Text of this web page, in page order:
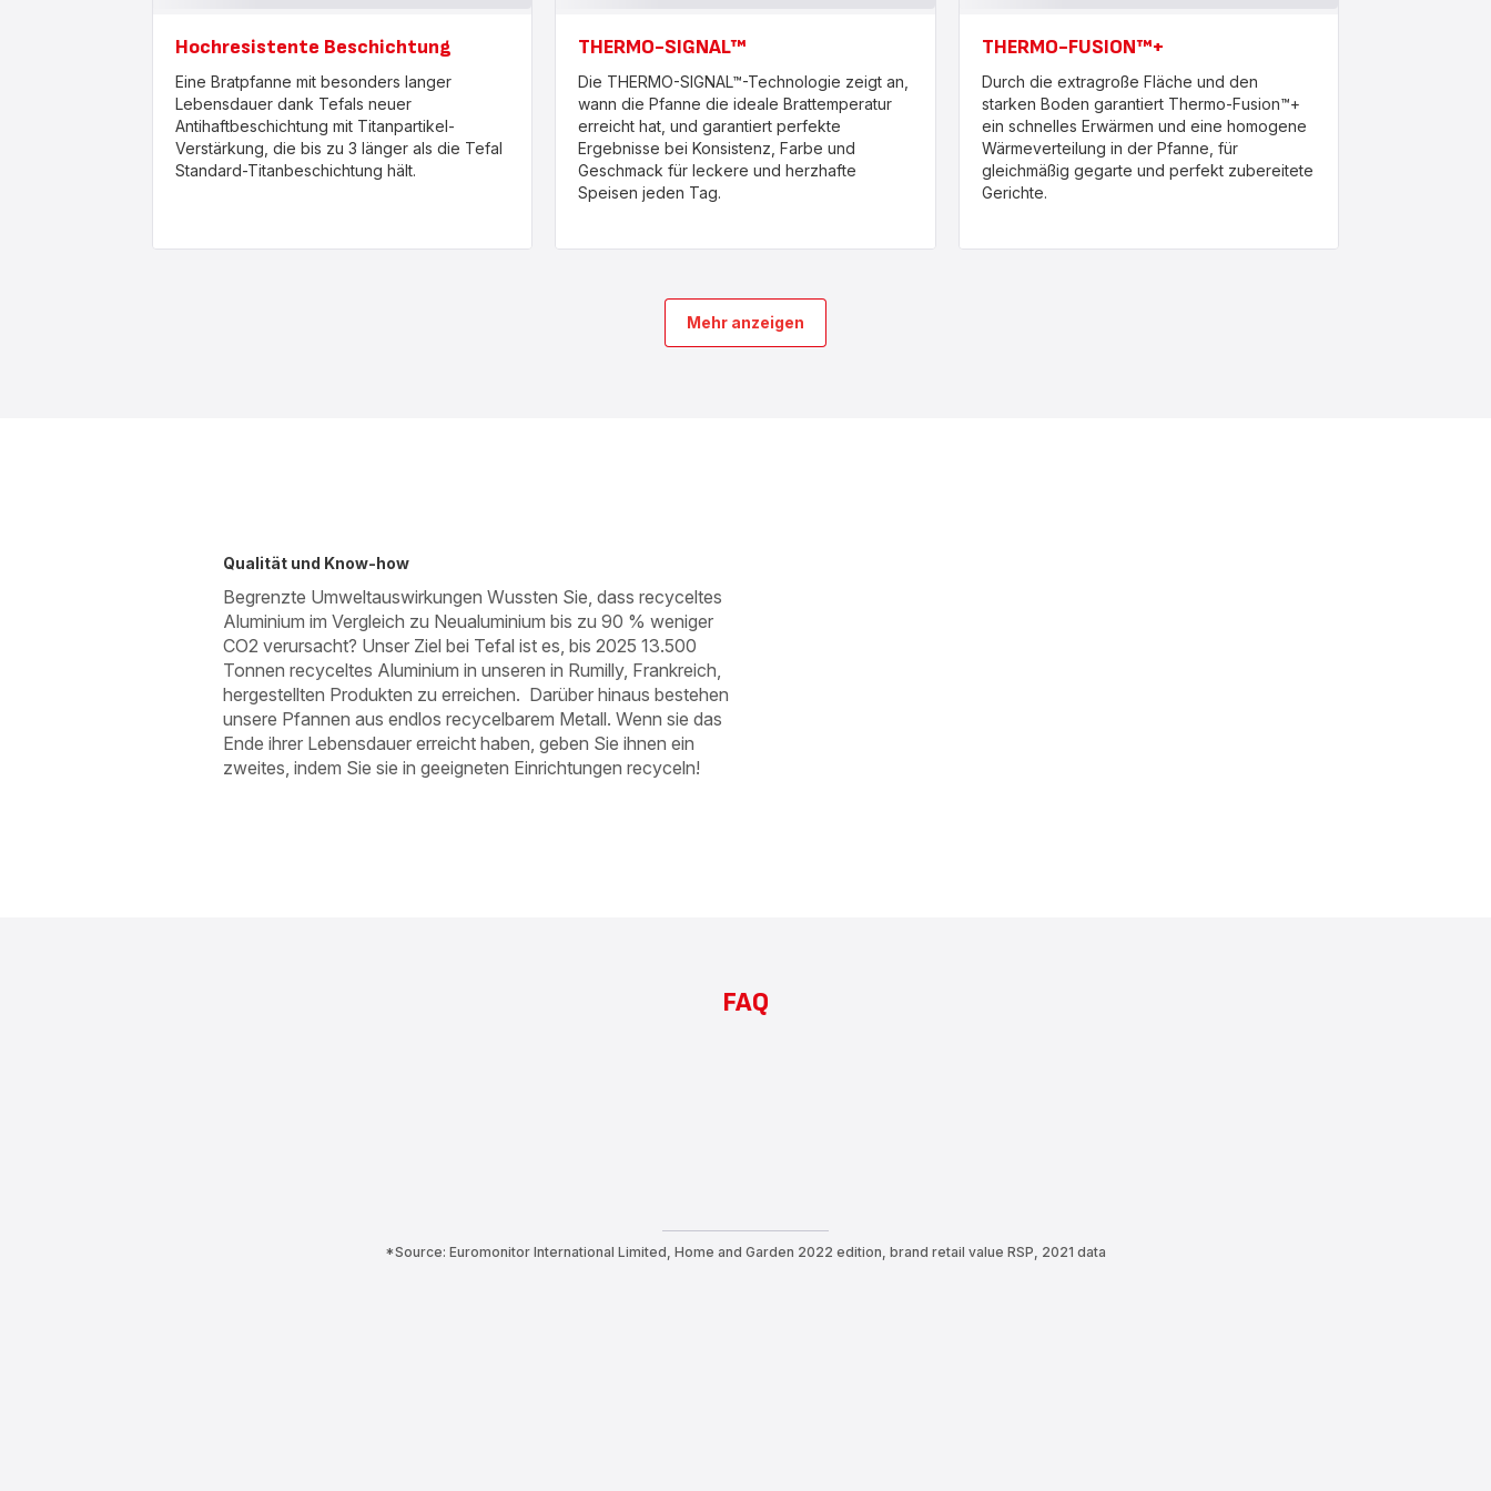
Hochresistente Beschichtung
Eine Bratpfanne mit besonders langer
Lebensdauer dank Tefals neuer
Antihaftbeschichtung mit Titanpartikel-
Verstärkung, die bis zu 3 länger als die Tefal
Standard-Titanbeschichtung hält.
THERMO-SIGNAL™
Die THERMO-SIGNAL™-Technologie zeigt an,
wann die Pfanne die ideale Brattemperatur
erreicht hat, und garantiert perfekte
Ergebnisse bei Konsistenz, Farbe und
Geschmack für leckere und herzhafte
Speisen jeden Tag.
THERMO-FUSION™+
Durch die extragroße Fläche und den
starken Boden garantiert Thermo-Fusion™+
ein schnelles Erwärmen und eine homogene
Wärmeverteilung in der Pfanne, für
gleichmäßig gegarte und perfekt zubereitete
Gerichte.
Mehr anzeigen
Qualität und Know-how
Begrenzte Umweltauswirkungen Wussten Sie, dass recyceltes
Aluminium im Vergleich zu Neualuminium bis zu 90 % weniger
CO2 verursacht? Unser Ziel bei Tefal ist es, bis 2025 13.500
Tonnen recyceltes Aluminium in unseren in Rumilly, Frankreich,
hergestellten Produkten zu erreichen. ​ Darüber hinaus bestehen
unsere Pfannen aus endlos recycelbarem Metall. Wenn sie das
Ende ihrer Lebensdauer erreicht haben, geben Sie ihnen ein
zweites, indem Sie sie in geeigneten Einrichtungen recyceln!​
FAQ
*Source: Euromonitor International Limited, Home and Garden 2022 edition, brand retail value RSP, 2021 data